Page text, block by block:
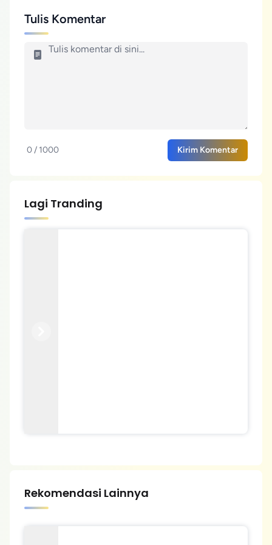
Tulis Komentar
0 / 1000 Kirim Komentar
Lagi Tranding
Rekomendasi Lainnya